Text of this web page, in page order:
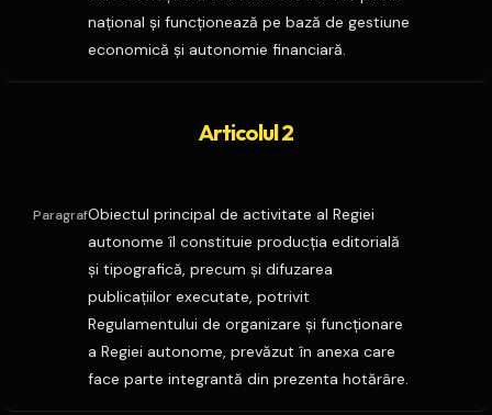
naţional şi funcţionează pe bază de gestiune
economică şi autonomie financiară.
Articolul 2
ParagrafObiectul principal de activitate al Regiei
autonome îl constituie producţia editorială
şi tipografică, precum şi difuzarea
publicaţiilor executate, potrivit
Regulamentului de organizare şi funcţionare
a Regiei autonome, prevăzut în anexa care
face parte integrantă din prezenta hotărâre.